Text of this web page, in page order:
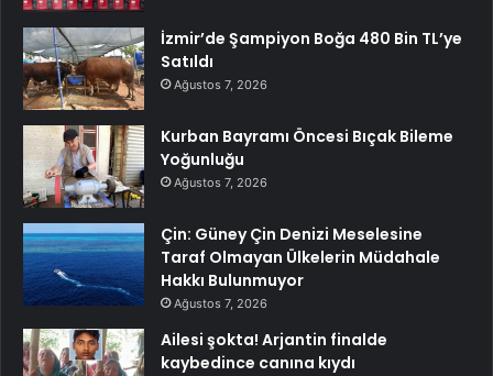
İzmir’de Şampiyon Boğa 480 Bin TL’ye
Satıldı
Ağustos 7, 2026
Kurban Bayramı Öncesi Bıçak Bileme
Yoğunluğu
Ağustos 7, 2026
Çin: Güney Çin Denizi Meselesine
Taraf Olmayan Ülkelerin Müdahale
Hakkı Bulunmuyor
Ağustos 7, 2026
Ailesi şokta! Arjantin finalde
kaybedince canına kıydı